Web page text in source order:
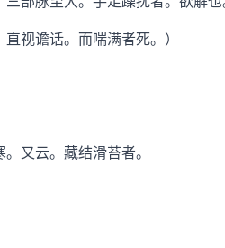
视谵话。而喘满者死。）
又云。藏结滑苔者。